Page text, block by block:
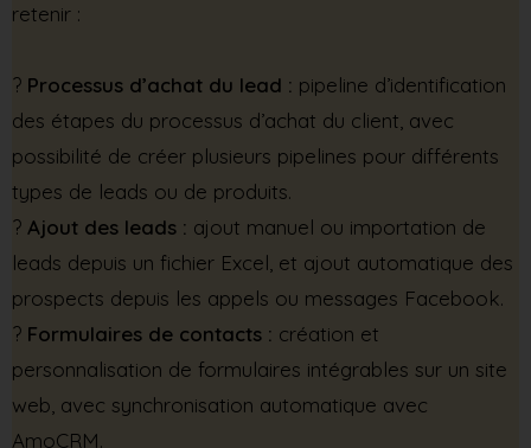
retenir :
? Processus d’achat du lead : pipeline d’identification
des étapes du processus d’achat du client, avec
possibilité de créer plusieurs pipelines pour différents
types de leads ou de produits.
? Ajout des leads : ajout manuel ou importation de
leads depuis un fichier Excel, et ajout automatique des
prospects depuis les appels ou messages Facebook.
? Formulaires de contacts : création et
personnalisation de formulaires intégrables sur un site
web, avec synchronisation automatique avec
AmoCRM.